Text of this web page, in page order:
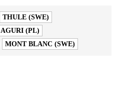
THULE (SWE)
AGURI (PL)
MONT BLANC (SWE)